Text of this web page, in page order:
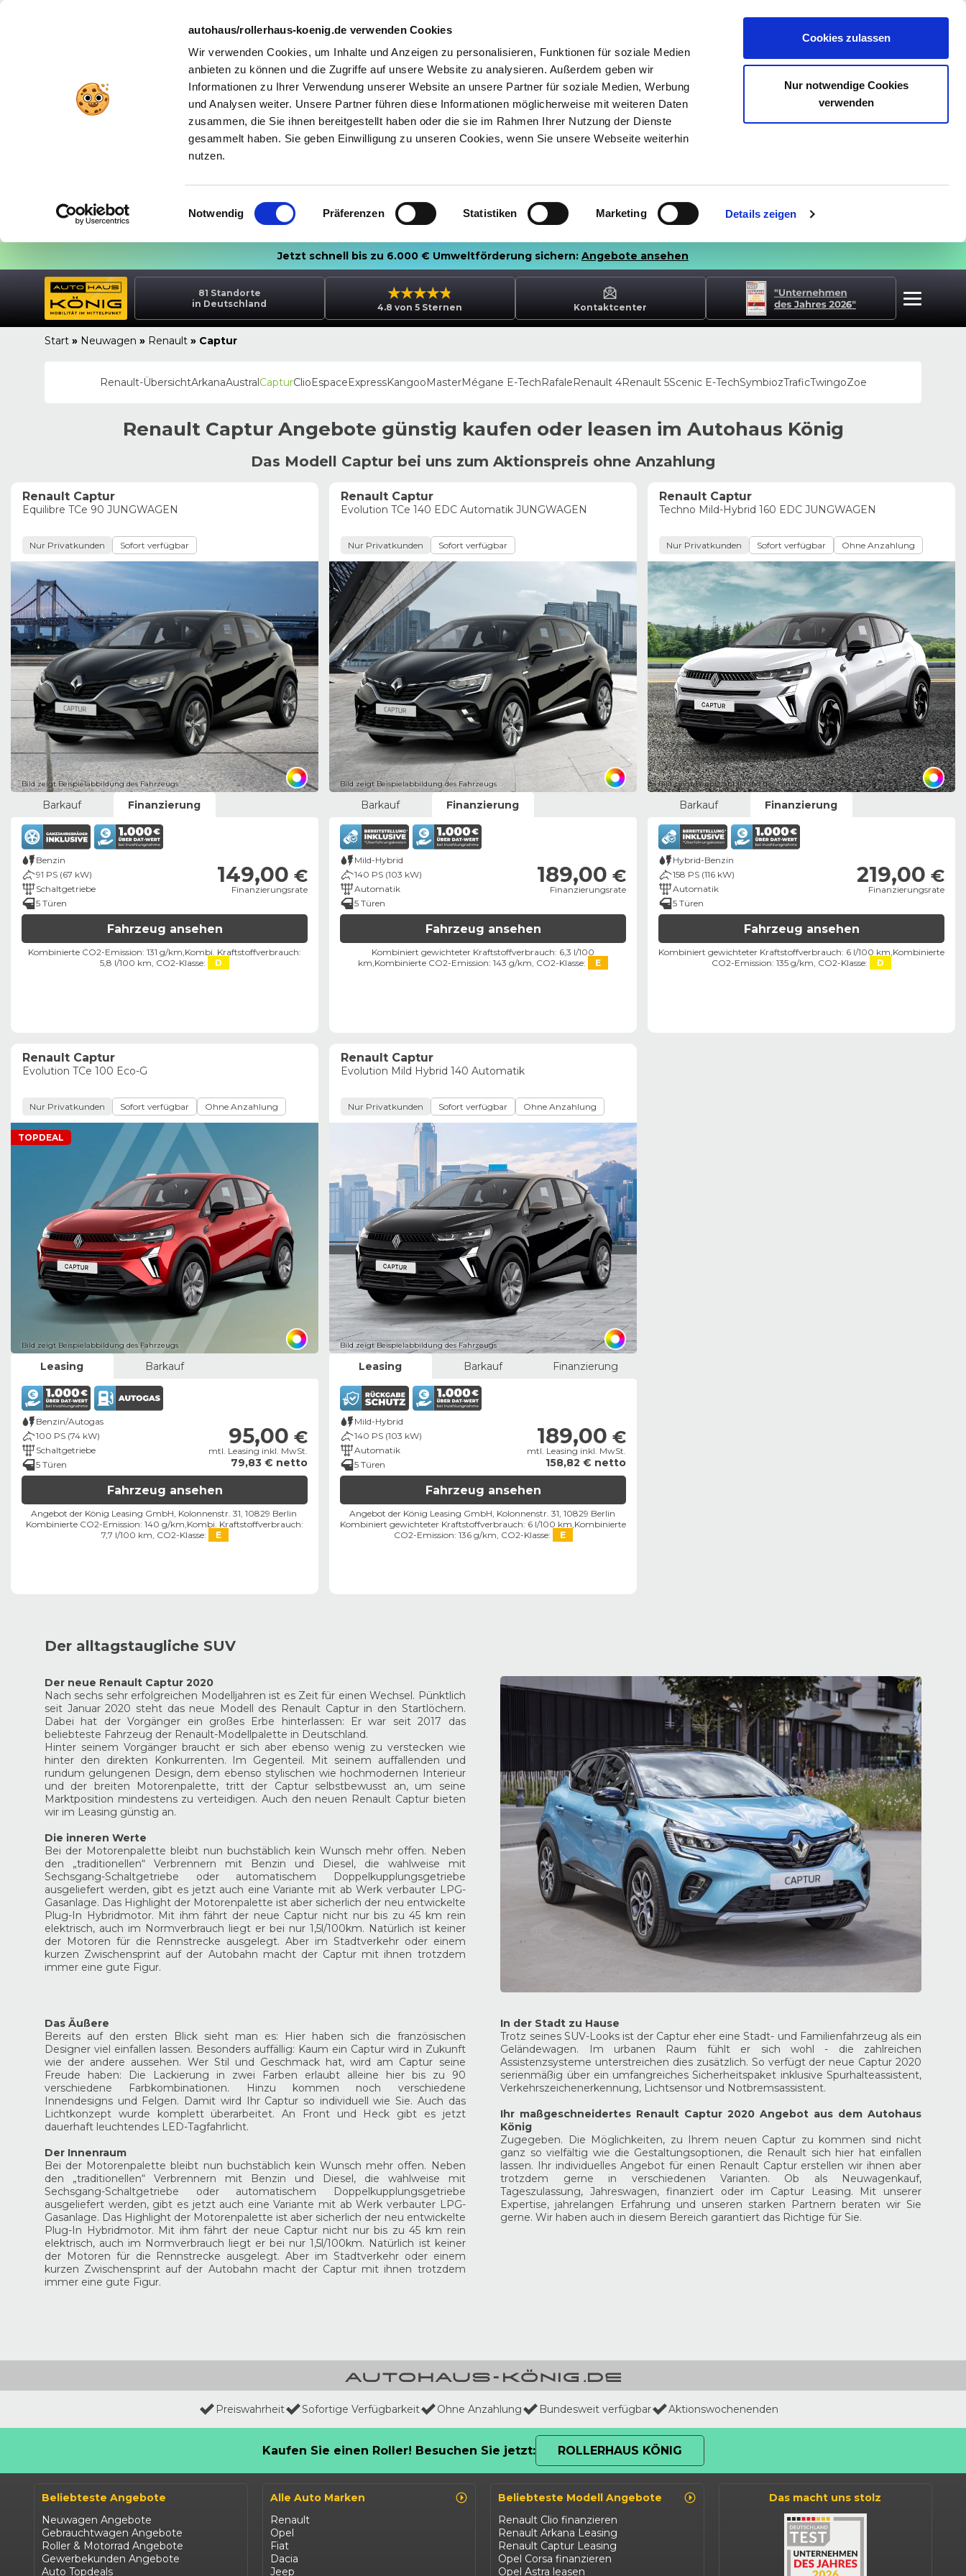
autohaus/rollerhaus-koenig.de verwenden Cookies
Wir verwenden Cookies, um Inhalte und Anzeigen zu personalisieren, Funktionen für soziale Medien
anbieten zu können und die Zugriffe auf unsere Website zu analysieren. Außerdem geben wir
Informationen zu Ihrer Verwendung unserer Website an unsere Partner für soziale Medien, Werbung
und Analysen weiter. Unsere Partner führen diese Informationen möglicherweise mit weiteren Daten
zusammen, die Sie ihnen bereitgestellt haben oder die sie im Rahmen Ihrer Nutzung der Dienste
gesammelt haben. Sie geben Einwilligung zu unseren Cookies, wenn Sie unsere Webseite weiterhin
nutzen.
Einwilligungsauswahl
Notwendig Präferenzen Statistiken Marketing Details zeigen
Cookies zulassen
Nur notwendige Cookies
verwenden
Jetzt schnell bis zu 6.000 € Umweltförderung sichern: Angebote ansehen
81 Standorte
in Deutschland
4.8 von 5 Sternen Kontaktcenter
Start » Neuwagen » Renault » Captur
Renault-ÜbersichtArkanaAustralCapturClioEspaceExpressKangooMasterMégane E-TechRafaleRenault 4Renault 5Scenic E-TechSymbiozTraficTwingoZoe
Renault Captur Angebote günstig kaufen oder leasen im Autohaus König
Das Modell Captur bei uns zum Aktionspreis ohne Anzahlung
Renault Captur
Equilibre TCe 90 JUNGWAGEN
Nur Privatkunden Sofort verfügbar
Bild zeigt Beispielabbildung des Fahrzeugs
Barkauf Finanzierung
Benzin
91 PS (67 kW)
Schaltgetriebe
5 Türen
149,00 €
Finanzierungsrate
Fahrzeug ansehen
Kombinierte CO2-Emission: 131 g/km,Kombi. Kraftstoffverbrauch:
5,8 l/100 km, CO2-Klasse: D
Renault Captur
Evolution TCe 140 EDC Automatik JUNGWAGEN
Nur Privatkunden Sofort verfügbar
Bild zeigt Beispielabbildung des Fahrzeugs
Barkauf Finanzierung
Mild-Hybrid
140 PS (103 kW)
Automatik
5 Türen
189,00 €
Finanzierungsrate
Fahrzeug ansehen
Kombiniert gewichteter Kraftstoffverbrauch: 6,3 l/100
km,Kombinierte CO2-Emission: 143 g/km, CO2-Klasse: E
Renault Captur
Techno Mild-Hybrid 160 EDC JUNGWAGEN
Nur Privatkunden Sofort verfügbar Ohne Anzahlung
Bild zeigt Beispielabbildung des Fahrzeugs
Barkauf Finanzierung
Hybrid-Benzin
158 PS (116 kW)
Automatik
5 Türen
219,00 €
Finanzierungsrate
Fahrzeug ansehen
Kombiniert gewichteter Kraftstoffverbrauch: 6 l/100 km,Kombinierte
CO2-Emission: 135 g/km, CO2-Klasse: D
Renault Captur
Evolution TCe 100 Eco-G
Nur Privatkunden Sofort verfügbar Ohne Anzahlung
TOPDEAL
Bild zeigt Beispielabbildung des Fahrzeugs
Leasing Barkauf
Benzin/Autogas
100 PS (74 kW)
Schaltgetriebe
5 Türen
95,00 €
mtl. Leasing inkl. MwSt.
79,83 € netto
Fahrzeug ansehen
Angebot der König Leasing GmbH, Kolonnenstr. 31, 10829 Berlin ​
Kombinierte CO2-Emission: 140 g/km,Kombi. Kraftstoffverbrauch:
7,7 l/100 km, CO2-Klasse: E
Renault Captur
Evolution Mild Hybrid 140 Automatik
Nur Privatkunden Sofort verfügbar Ohne Anzahlung
Bild zeigt Beispielabbildung des Fahrzeugs
Leasing Barkauf Finanzierung
Mild-Hybrid
140 PS (103 kW)
Automatik
5 Türen
189,00 €
mtl. Leasing inkl. MwSt.
158,82 € netto
Fahrzeug ansehen
Angebot der König Leasing GmbH, Kolonnenstr. 31, 10829 Berlin ​
Kombiniert gewichteter Kraftstoffverbrauch: 6 l/100 km,Kombinierte
CO2-Emission: 136 g/km, CO2-Klasse: E
Der alltagstaugliche SUV
Der neue Renault Captur 2020
Nach sechs sehr erfolgreichen Modelljahren ist es Zeit für einen Wechsel. Pünktlich
seit Januar 2020 steht das neue Modell des Renault Captur in den Startlöchern.
Dabei hat der Vorgänger ein großes Erbe hinterlassen: Er war seit 2017 das
beliebteste Fahrzeug der Renault-Modellpalette in Deutschland.
Hinter seinem Vorgänger braucht er sich aber ebenso wenig zu verstecken wie
hinter den direkten Konkurrenten. Im Gegenteil. Mit seinem auffallenden und
rundum gelungenen Design, dem ebenso stylischen wie hochmodernen Interieur
und der breiten Motorenpalette, tritt der Captur selbstbewusst an, um seine
Marktposition mindestens zu verteidigen. Auch den neuen Renault Captur bieten
wir im Leasing günstig an.
Die inneren Werte
Bei der Motorenpalette bleibt nun buchstäblich kein Wunsch mehr offen. Neben
den „traditionellen“ Verbrennern mit Benzin und Diesel, die wahlweise mit
Sechsgang-Schaltgetriebe oder automatischem Doppelkupplungsgetriebe
ausgeliefert werden, gibt es jetzt auch eine Variante mit ab Werk verbauter LPG-
Gasanlage. Das Highlight der Motorenpalette ist aber sicherlich der neu entwickelte
Plug-In Hybridmotor. Mit ihm fährt der neue Captur nicht nur bis zu 45 km rein
elektrisch, auch im Normverbrauch liegt er bei nur 1,5l/100km. Natürlich ist keiner
der Motoren für die Rennstrecke ausgelegt. Aber im Stadtverkehr oder einem
kurzen Zwischensprint auf der Autobahn macht der Captur mit ihnen trotzdem
immer eine gute Figur.
Das Äußere
Bereits auf den ersten Blick sieht man es: Hier haben sich die französischen
Designer viel einfallen lassen. Besonders auffällig: Kaum ein Captur wird in Zukunft
wie der andere aussehen. Wer Stil und Geschmack hat, wird am Captur seine
Freude haben: Die Lackierung in zwei Farben erlaubt alleine hier bis zu 90
verschiedene Farbkombinationen. Hinzu kommen noch verschiedene
Innendesigns und Felgen. Damit wird Ihr Captur so individuell wie Sie. Auch das
Lichtkonzept wurde komplett überarbeitet. An Front und Heck gibt es jetzt
dauerhaft leuchtendes LED-Tagfahrlicht.
Der Innenraum
Bei der Motorenpalette bleibt nun buchstäblich kein Wunsch mehr offen. Neben
den „traditionellen“ Verbrennern mit Benzin und Diesel, die wahlweise mit
Sechsgang-Schaltgetriebe oder automatischem Doppelkupplungsgetriebe
ausgeliefert werden, gibt es jetzt auch eine Variante mit ab Werk verbauter LPG-
Gasanlage. Das Highlight der Motorenpalette ist aber sicherlich der neu entwickelte
Plug-In Hybridmotor. Mit ihm fährt der neue Captur nicht nur bis zu 45 km rein
elektrisch, auch im Normverbrauch liegt er bei nur 1,5l/100km. Natürlich ist keiner
der Motoren für die Rennstrecke ausgelegt. Aber im Stadtverkehr oder einem
kurzen Zwischensprint auf der Autobahn macht der Captur mit ihnen trotzdem
immer eine gute Figur.
In der Stadt zu Hause
Trotz seines SUV-Looks ist der Captur eher eine Stadt- und Familienfahrzeug als ein
Geländewagen. Im urbanen Raum fühlt er sich wohl - die zahlreichen
Assistenzsysteme unterstreichen dies zusätzlich. So verfügt der neue Captur 2020
serienmäßig über ein umfangreiches Sicherheitspaket inklusive Spurhalteassistent,
Verkehrszeichenerkennung, Lichtsensor und Notbremsassistent.
Ihr maßgeschneidertes Renault Captur 2020 Angebot aus dem Autohaus
König
Zugegeben. Die Möglichkeiten, zu Ihrem neuen Captur zu kommen sind nicht
ganz so vielfältig wie die Gestaltungsoptionen, die Renault sich hier hat einfallen
lassen. Ihr individuelles Angebot für einen Renault Captur erstellen wir ihnen aber
trotzdem gerne in verschiedenen Varianten. Ob als Neuwagenkauf,
Tageszulassung, Jahreswagen, finanziert oder im Captur Leasing. Mit unserer
Expertise, jahrelangen Erfahrung und unseren starken Partnern beraten wir Sie
gerne. Wir haben auch in diesem Bereich garantiert das Richtige für Sie.
Preiswahrheit Sofortige Verfügbarkeit Ohne Anzahlung Bundesweit verfügbar Aktionswochenenden
Kaufen Sie einen Roller! Besuchen Sie jetzt: ROLLERHAUS KÖNIG
Beliebteste Angebote
Neuwagen Angebote
Gebrauchtwagen Angebote
Roller & Motorrad Angebote
Gewerbekunden Angebote
Auto Topdeals
Alle Auto Marken
Renault
Opel
Fiat
Dacia
Jeep
Beliebteste Modell Angebote
Renault Clio finanzieren
Renault Arkana Leasing
Renault Captur Leasing
Opel Corsa finanzieren
Opel Astra leasen
Das macht uns stolz